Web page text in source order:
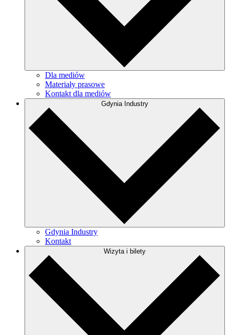
Dla mediów
Materiały prasowe
Kontakt dla mediów
Gdynia Industry
Gdynia Industry
Kontakt
Wizyta i bilety